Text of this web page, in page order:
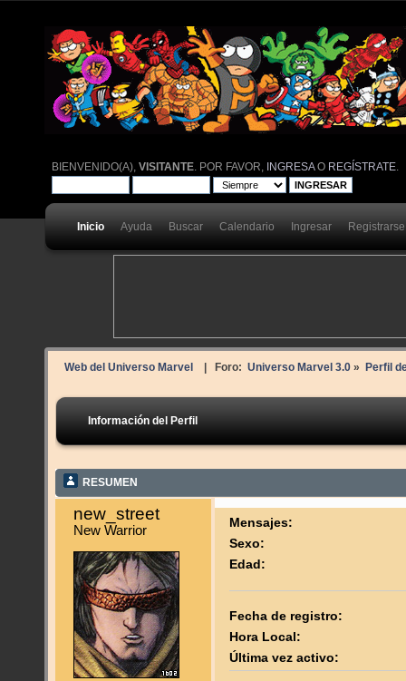
BIENVENIDO(A),VISITANTE . POR FAVOR, INGRESAO REGÍSTRATE
Inicio Ayuda Buscar Calendario Ingresar Registrarse
Web del Universo Marvel | Foro: Universo Marvel 3.0» Perfil
Información del Perfil
RESUMEN
new_street
New Warrior
Mensajes:
Sexo:
Edad:
Fecha de registro:
Hora Local:
Última vez activo: